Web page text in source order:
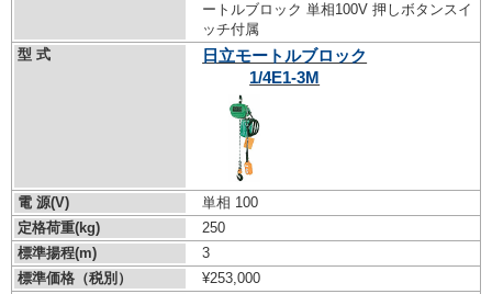
ートルブロック 単相100V 押しボタンスイ
ッチ付属
型 式
日立モートルブロック
1/4E1-3M
電 源(V)
単相 100
定格荷重(kg)
250
標準揚程(m)
3
標準価格（税別）
¥253,000